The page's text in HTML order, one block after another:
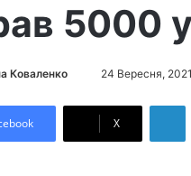
5000
Коваленко
d
24 Вересня,
X